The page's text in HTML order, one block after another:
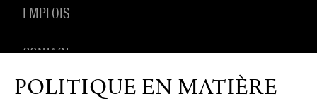
EMPLOIS
CONTACT
PRODUITS DÉRIVÉS
POLITIQUE EN MATIÈRE